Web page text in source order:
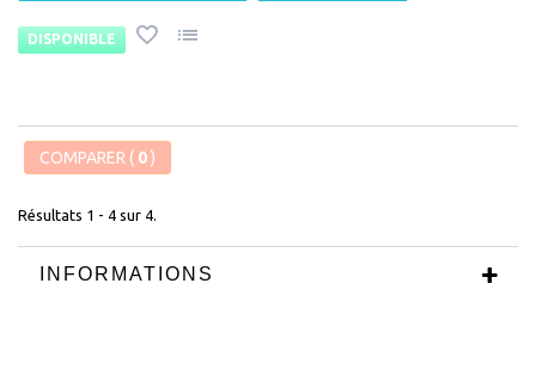
DISPONIBLE
COMPARER ( 0)
Résultats 1 - 4 sur 4.
INFORMATIONS